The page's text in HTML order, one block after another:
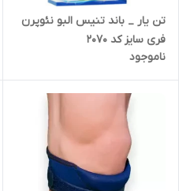
تن یار _ باند تنیس البو نئوپرن
فری سایز کد 2070
ناموجود